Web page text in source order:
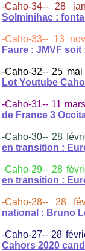
-Caho-34-- 28
Solminihac :
-Caho-33-- 13
Faure : JMVF
-Caho-32-- 25 mai
Lot Youtube
-Caho-31-- 11
de France 3
-Caho-30-- 28
en transition :
-Caho-29-- 28
en transition :
-Caho-28-- 28
national : Bruno
-Caho-27-- 28
Cahors 2020